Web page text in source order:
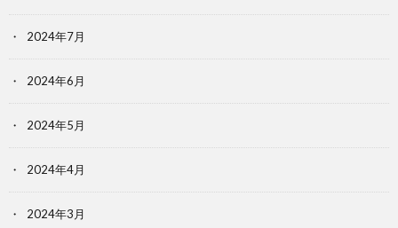
2024年7月
2024年6月
2024年5月
2024年4月
2024年3月